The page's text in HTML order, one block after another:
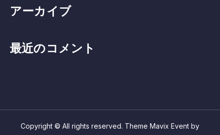
アーカイブ
最近のコメント
Copyright © All rights reserved. Theme Mavix Event by